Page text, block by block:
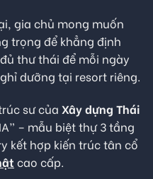
gia chủ mong muốn
trọng để khẳng định
thư thái để mỗi ngày
dưỡng tại resort riêng.
sư của Xây dựng Thái
– mẫu biệt thự 3 tầng
kết hợp kiến trúc tân cổ
cao cấp.